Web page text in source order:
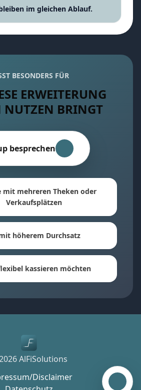
im gleichen Ablauf.
BESONDERS FÜR
ERWEITERUNG
NUTZEN BRINGT
besprechen
mit mehreren Theken oder
Verkaufsplätzen
höherem Durchsatz
kassieren möchten
AlFiSolutions
Disclaimer